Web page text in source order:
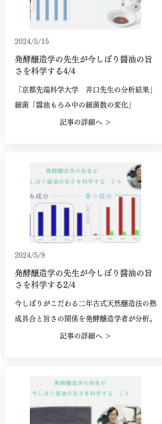
2024/5/15
発酵醸造学の先生が今しぼり醤油の旨
さを科学する4/4
「京都先端科学大学 井口先生の分析結果」
細菌「醤油もろみ中の細菌数の変化」
記事の詳細へ ＞
2024/5/9
発酵醸造学の先生が今しぼり醤油の旨
さを科学する2/4
今しぼりがこだわる二年古式天然醸造法の熟
成具合と旨さの関係を発酵醸造学者が分析。
記事の詳細へ ＞